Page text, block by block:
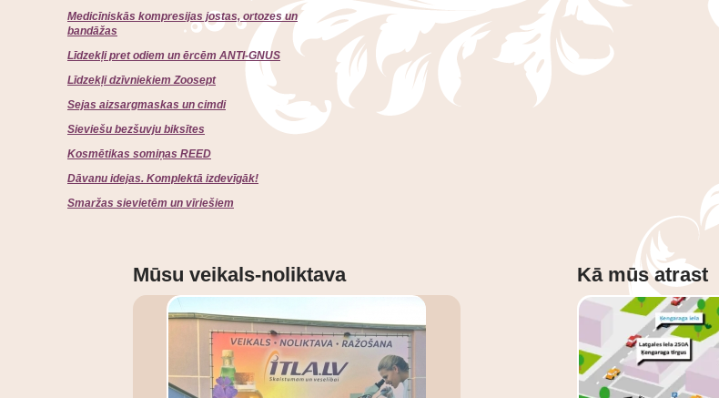
Medicīniskās kompresijas jostas, ortozes un
bandāžas
Līdzekļi pret odiem un ērcēm ANTI-GNUS
Līdzekļi dzīvniekiem Zoosept
Sejas aizsargmaskas un cimdi
Sieviešu bezšuvju biksītes
Kosmētikas somiņas REED
Dāvanu idejas. Komplektā izdevīgāk!
Smaržas sievietēm un vīriešiem
Mūsu veikals-noliktava Kā mūs atrast